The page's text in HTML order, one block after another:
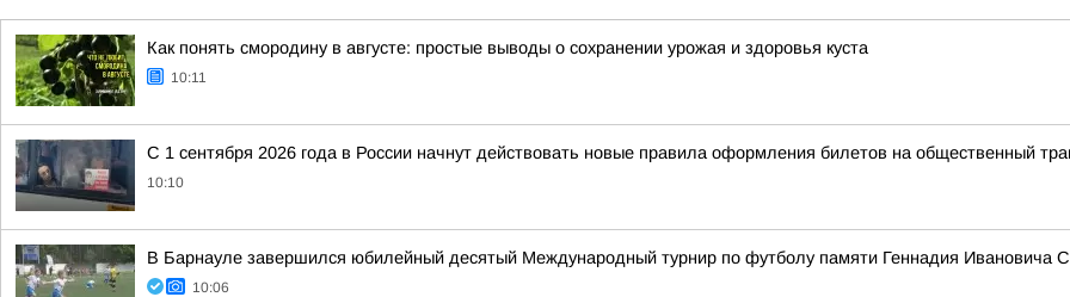
Как понять смородину в августе: простые выводы о сохранении урожая и здоровья куста
10:11
С 1 сентября 2026 года в России начнут действовать новые правила оформления билетов на общественный
10:10
В Барнауле завершился юбилейный десятый Международный турнир по футболу памяти Геннадия Ивановича
10:06